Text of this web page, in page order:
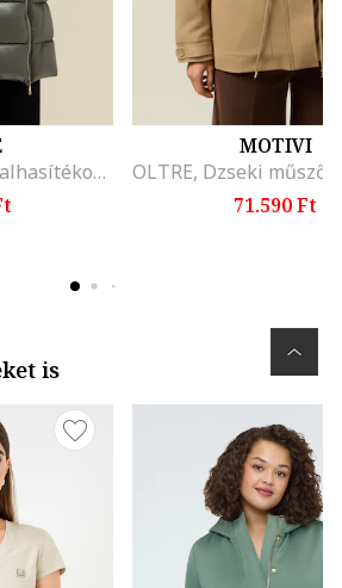
Bélelt télikabát oldalhasítékokkal, Szürke
MOTIVI
71.590 Ft
is